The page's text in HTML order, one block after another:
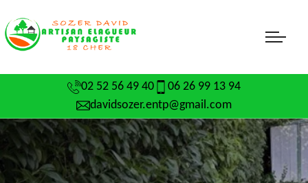
02 52 56 49 40
06 26 99 13 94
davidsozer.entp@gmail.com